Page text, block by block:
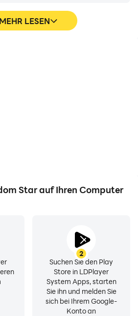
MEHR LESEN
Star auf Ihren Computer
2
Suchen Sie den Play
Store in LDPlayer
System Apps, starten
Sie ihn und melden Sie
sich bei Ihrem Google-
Konto an